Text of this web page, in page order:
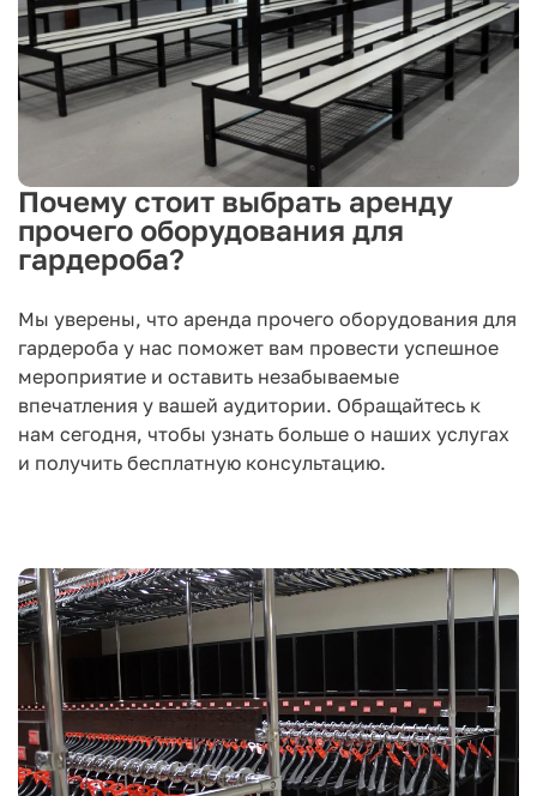
Почему стоит выбрать аренду
прочего оборудования для
гардероба?
Мы уверены, что аренда прочего оборудования для
гардероба у нас поможет вам провести успешное
мероприятие и оставить незабываемые
впечатления у вашей аудитории. Обращайтесь к
нам сегодня, чтобы узнать больше о наших услугах
и получить бесплатную консультацию.